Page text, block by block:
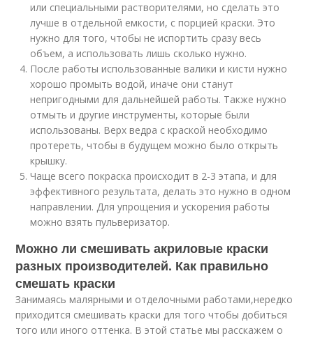
или специальными растворителями, но сделать это
лучше в отдельной емкости, с порцией краски. Это
нужно для того, чтобы не испортить сразу весь
объем, а использовать лишь сколько нужно.
После работы использованные валики и кисти нужно
хорошо промыть водой, иначе они станут
непригодными для дальнейшей работы. Также нужно
отмыть и другие инструменты, которые были
использованы. Верх ведра с краской необходимо
протереть, чтобы в будущем можно было открыть
крышку.
Чаще всего покраска происходит в 2-3 этапа, и для
эффективного результата, делать это нужно в одном
направлении. Для упрощения и ускорения работы
можно взять пульверизатор.
Можно ли смешивать акриловые краски
разных производителей. Как правильно
смешать краски
Занимаясь малярными и отделочными работами,нередко
приходится смешивать краски для того чтобы добиться
того или иного оттенка. В этой статье мы расскажем о